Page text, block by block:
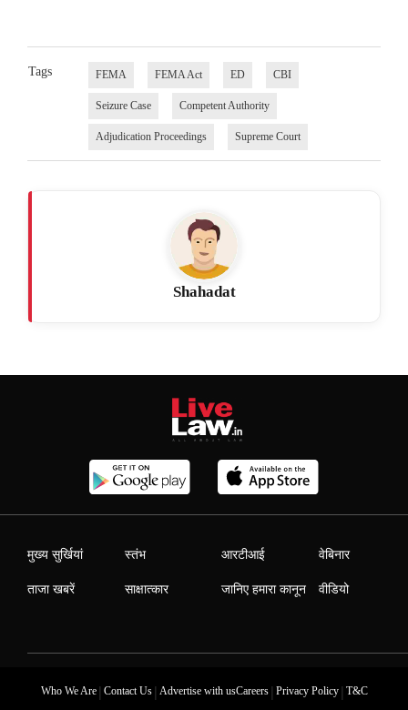
Tags FEMA FEMA Act ED CBI
Seizure Case Competent Authority
Adjudication Proceedings Supreme Court
Shahadat
मुख्य सुर्खियां
ताजा खबरें
स्तंभ
साक्षात्कार
आरटीआई
जानिए हमारा कानून
वेबिनार
वीडियो
Who We Are| Contact Us| Advertise with usCareers| Privacy Policy| T&C